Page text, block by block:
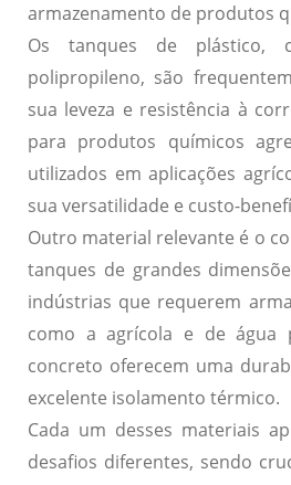
armazenamento de produtos
Os tanques de plástico,
polipropileno, são
sua leveza e resistência à
para produtos químicos
utilizados em aplicações
sua versatilidade e custo-
Outro material relevante é o
tanques de grandes
indústrias que requerem
como a agrícola e de água
concreto oferecem uma
excelente isolamento térmico.
Cada um desses materiais
desafios diferentes, sendo